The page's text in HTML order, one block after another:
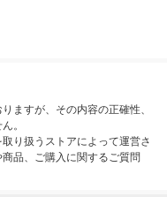
ますが、その内容の正確性、
。
り扱うストアによって運営さ
品、ご購入に関するご質問